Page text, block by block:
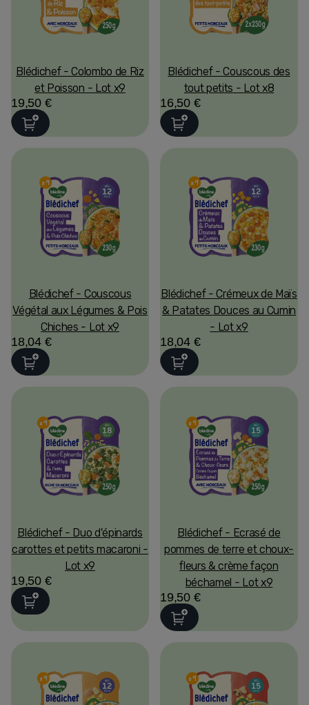
Blédichef - Colombo de Riz
et Poisson - Lot x9
19,50 €
Blédichef - Couscous des
tout petits - Lot x8
16,50 €
Blédichef - Couscous
Végétal aux Légumes & Pois
Chiches - Lot x9
18,04 €
Blédichef - Crémeux de Maïs
& Patates Douces au Cumin
- Lot x9
18,04 €
Blédichef - Duo d'épinards
carottes et petits macaroni -
Lot x9
19,50 €
Blédichef - Ecrasé de
pommes de terre et choux-
fleurs & crème façon
béchamel - Lot x9
19,50 €